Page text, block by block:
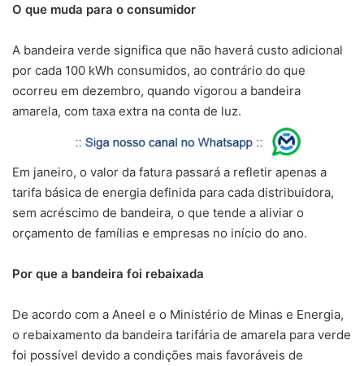
O que muda para o consumidor
A bandeira verde significa que não haverá custo adicional
por cada 100 kWh consumidos, ao contrário do que
ocorreu em dezembro, quando vigorou a bandeira
amarela, com taxa extra na conta de luz.
Em janeiro, o valor da fatura passará a refletir apenas a
tarifa básica de energia definida para cada distribuidora,
sem acréscimo de bandeira, o que tende a aliviar o
orçamento de famílias e empresas no início do ano.
Por que a bandeira foi rebaixada
De acordo com a Aneel e o Ministério de Minas e Energia,
o rebaixamento da bandeira tarifária de amarela para verde
foi possível devido a condições mais favoráveis de